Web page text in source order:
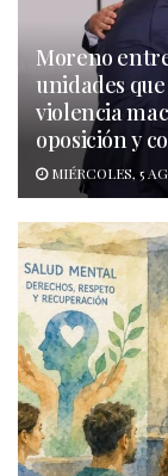
Moreno
unidades
violencia
oposición y
MIÉRCOLES, 5